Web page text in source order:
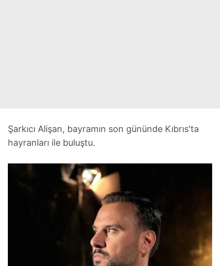
Şarkıcı Alişan, bayramın son gününde Kıbrıs'ta
hayranları ile buluştu.